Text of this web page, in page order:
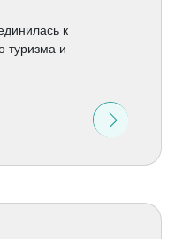
к
туризма и